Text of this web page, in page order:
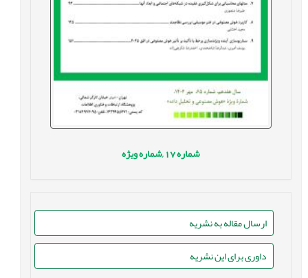
شماره17 , شماره ویژه
ارسال مقاله به نشریه
داوری برای این نشریه